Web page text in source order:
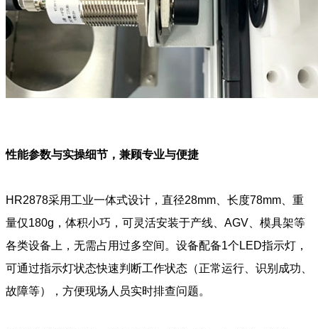
性能参数与实操细节，兼顾专业与便捷
HR2878采用工业一体式设计，直径28mm、长度78mm、重
量仅180g，体积小巧，可灵活安装于产线、AGV、模具架等
各类设备上，无需占用过多空间。设备配备1个LED指示灯，
可通过指示灯状态快速判断工作状态（正常运行、识别成功、
故障等），方便现场人员实时排查问题。